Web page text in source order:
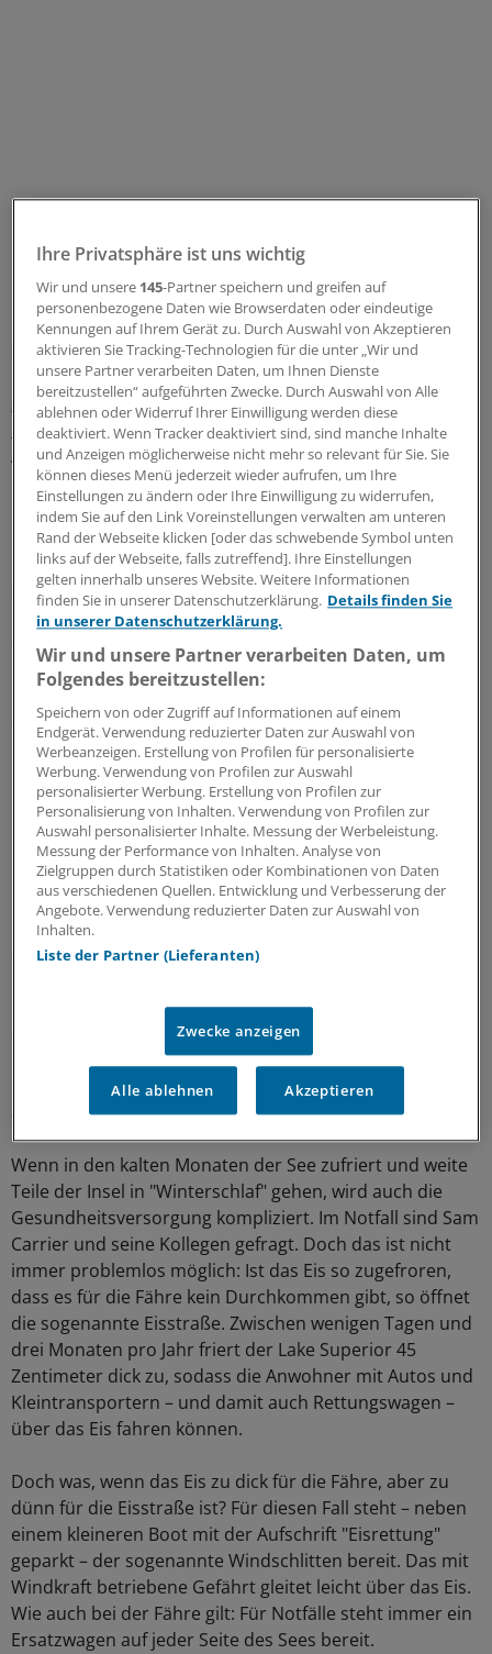
Doch ganz gleich, wie schnell er fährt: Die nächste Klinik
ist von der Gemeinde La Pointe knapp eine Stunde
entfernt. Denn Sam steuert die "Island Queen", die
"Inselkönigin".Die Fähre ist die wichtigste Verbindung
zwischen dem Festland im US-Bundesstaat Wisconsin
und Madeline Island, der größten der insgesamt 22
Apostel-Inseln im Lake Superior. Sommer und Winter
könnten auf dem nur 22 Kilometer langen Eiland nicht
unterschiedlicher sein.
In den Sommermonaten strömen bis zu 2500 Menschen
auf die Insel, die dann mit saftig grünen Wäldern und
langen Sandstränden lockt. Vor allem für Radfahrer ist
beliebtes Ziel – ebenso wie der See, in dem sie liegt:
Insgesamt 2000 Kilometer Radnetz erstrecken sich um
das Wasser. Bei sportlichen Besuchern außerdem
beliebt: Kajaktouren, Wanderungen, Wassersport.
Geselligkeit versus Einsamkeit
Im Sommer ist die Insel bekannt für ihr kulturelles
Leben. "Jeden Abend ist irgendwo eine Party", erzählt
Max Paap, der die Handelskammer der Insel vertritt.
"Alle treffen sich unter freiem Himmel, um zu feiern –
egal, welcher Anlass."
Im Winter jedoch wird das Eiland zum Eisland, die
Stimmung könnte nicht unterschiedlicher sein. "Man
muss die Einsamkeit dann schon lieben", sagt Paap. Er
ist einer von nur 220 Menschen, die das gesamte Jahr
auf der Insel leben.
Wenn in den kalten Monaten der See zufriert und weite
Teile der Insel in "Winterschlaf" gehen, wird auch die
Gesundheitsversorgung kompliziert. Im Notfall sind Sam
Carrier und seine Kollegen gefragt. Doch das ist nicht
immer problemlos möglich: Ist das Eis so zugefroren,
dass es für die Fähre kein Durchkommen gibt, so öffnet
die sogenannte Eisstraße. Zwischen wenigen Tagen und
drei Monaten pro Jahr friert der Lake Superior 45
Zentimeter dick zu, sodass die Anwohner mit Autos und
Kleintransportern – und damit auch Rettungswagen –
über das Eis fahren können.
Doch was, wenn das Eis zu dick für die Fähre, aber zu
dünn für die Eisstraße ist? Für diesen Fall steht – neben
einem kleineren Boot mit der Aufschrift "Eisrettung"
geparkt – der sogenannte Windschlitten bereit. Das mit
Windkraft betriebene Gefährt gleitet leicht über das Eis.
Wie auch bei der Fähre gilt: Für Notfälle steht immer ein
Ersatzwagen auf jeder Seite des Sees bereit.
Ihre Privatsphäre ist uns wichtig
Wir und unsere 145-Partner speichern und greifen auf
personenbezogene Daten wie Browserdaten oder eindeutige
Kennungen auf Ihrem Gerät zu. Durch Auswahl von Akzeptieren
aktivieren Sie Tracking-Technologien für die unter „Wir und
unsere Partner verarbeiten Daten, um Ihnen Dienste
bereitzustellen“ aufgeführten Zwecke. Durch Auswahl von Alle
ablehnen oder Widerruf Ihrer Einwilligung werden diese
deaktiviert. Wenn Tracker deaktiviert sind, sind manche Inhalte
und Anzeigen möglicherweise nicht mehr so relevant für Sie. Sie
können dieses Menü jederzeit wieder aufrufen, um Ihre
Einstellungen zu ändern oder Ihre Einwilligung zu widerrufen,
indem Sie auf den Link Voreinstellungen verwalten am unteren
Rand der Webseite klicken [oder das schwebende Symbol unten
links auf der Webseite, falls zutreffend]. Ihre Einstellungen
gelten innerhalb unseres Website. Weitere Informationen
finden Sie in unserer Datenschutzerklärung. Details finden Sie
in unserer Datenschutzerklärung.
Wir und unsere Partner verarbeiten Daten, um
Folgendes bereitzustellen:
Speichern von oder Zugriff auf Informationen auf einem
Endgerät. Verwendung reduzierter Daten zur Auswahl von
Werbeanzeigen. Erstellung von Profilen für personalisierte
Werbung. Verwendung von Profilen zur Auswahl
personalisierter Werbung. Erstellung von Profilen zur
Personalisierung von Inhalten. Verwendung von Profilen zur
Auswahl personalisierter Inhalte. Messung der Werbeleistung.
Messung der Performance von Inhalten. Analyse von
Zielgruppen durch Statistiken oder Kombinationen von Daten
aus verschiedenen Quellen. Entwicklung und Verbesserung der
Angebote. Verwendung reduzierter Daten zur Auswahl von
Inhalten.
Liste der Partner (Lieferanten)
Zwecke anzeigen
Alle ablehnen Akzeptieren